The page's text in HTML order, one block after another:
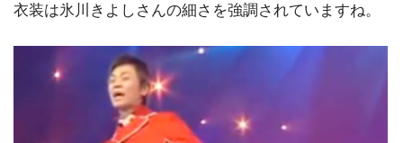
衣装は氷川きよしさんの細さを強調されていますね。